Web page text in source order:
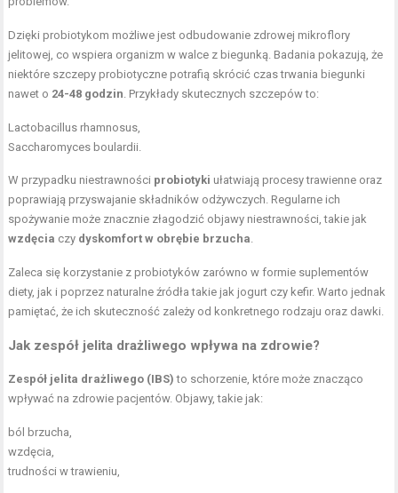
Dzięki probiotykom możliwe jest odbudowanie zdrowej mikroflory
jelitowej, co wspiera organizm w walce z biegunką. Badania pokazują, że
niektóre szczepy probiotyczne potrafią skrócić czas trwania biegunki
nawet o 24-48 godzin . Przykłady skutecznych szczepów to:
Lactobacillus rhamnosus,
Saccharomyces boulardii.
W przypadku niestrawności probiotyki ułatwiają procesy trawienne oraz
poprawiają przyswajanie składników odżywczych. Regularne ich
spożywanie może znacznie złagodzić objawy niestrawności, takie jak
wzdęcia czy dyskomfort w obrębie brzucha
Zaleca się korzystanie z probiotyków zarówno w formie suplementów
diety, jak i poprzez naturalne źródła takie jak jogurt czy kefir. Warto jednak
pamiętać, że ich skuteczność zależy od konkretnego rodzaju oraz dawki.
Jak zespół jelita drażliwego wpływa na zdrowie?
Zespół jelita drażliwego (IBS) to schorzenie, które może znacząco
wpływać na zdrowie pacjentów. Objawy, takie jak:
ból brzucha,
wzdęcia,
trudności w trawieniu,